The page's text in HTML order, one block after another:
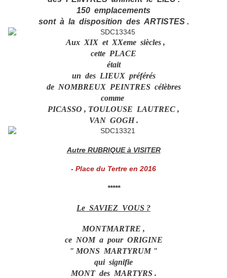
150 emplacements
sont à la disposition des ARTISTES .
Aux XIX et XXeme siècles ,
cette PLACE
était
un des LIEUX préférés
de NOMBREUX PEINTRES célèbres
comme
PICASSO , TOULOUSE LAUTREC ,
VAN GOGH .
Autre RUBRIQUE à VISITER
- Place du Tertre en 2016
*****
Le SAVIEZ VOUS ?
MONTMARTRE ,
ce NOM a pour ORIGINE
" MONS MARTYRUM "
qui signifie
MONT des MARTYRS .